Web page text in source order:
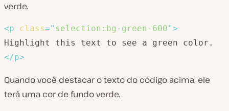
verde.
<p class=" selection:bg-green-600">
</p>
Quando você destacar o texto do código acima, ele
terá uma cor de fundo verde.